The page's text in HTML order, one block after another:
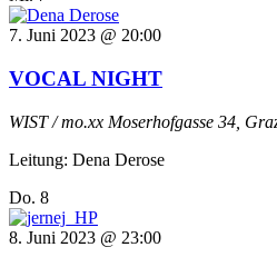
7. Juni 2023 @ 20:00
VOCAL NIGHT
WIST / mo.xx Moserhofgasse 34,
Leitung: Dena Derose
Do. 8
8. Juni 2023 @ 23:00